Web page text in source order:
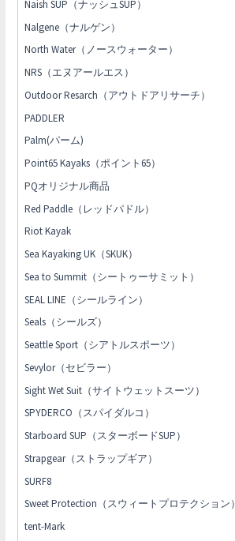
Naish SUP（ナッシュSUP）
Nalgene（ナルゲン）
North Water（ノースウォーター）
NRS（エヌアールエス）
Outdoor Resarch（アウトドアリサーチ）
PADDLER
Palm(パーム)
Point65 Kayaks（ポイント65）
PQオリジナル商品
Red Paddle（レッドパドル）
Riot Kayak
Sea Kayaking UK（SKUK）
Sea to Summit（シートゥーサミット）
SEAL LINE（シールライン）
Seals（シールズ）
Seattle Sport（シアトルスポーツ）
Sevylor（セビラー）
Sight Wet Suit（サイトウェットスーツ）
SPYDERCO（スパイダルコ）
Starboard SUP（スターボードSUP）
Strapgear（ストラップギア）
SURF8
Sweet Protection（スウィートプロテクション）
tent-Mark